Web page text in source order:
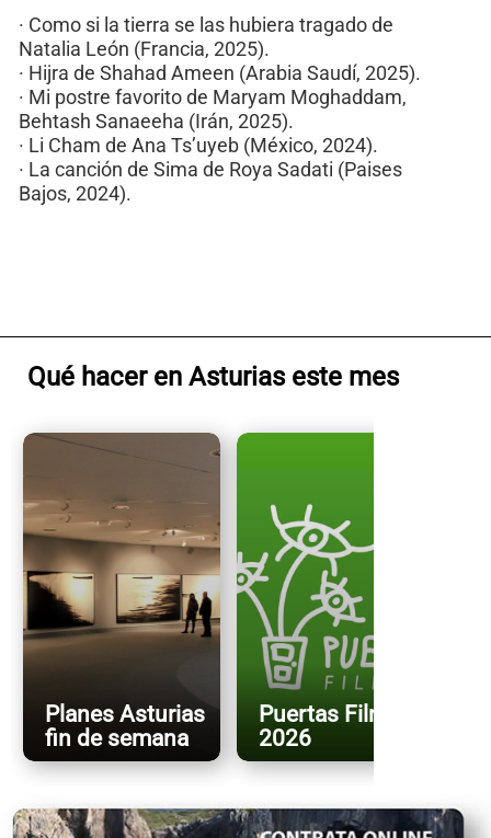
· Como si la tierra se las hubiera tragado de
Natalia León (Francia, 2025).
· Hijra de Shahad Ameen (Arabia Saudí, 2025).
· Mi postre favorito de Maryam Moghaddam,
Behtash Sanaeeha (Irán, 2025).
· Li Cham de Ana Ts’uyeb (México, 2024).
· La canción de Sima de Roya Sadati (Paises
Bajos, 2024).
Qué hacer en Asturias este mes
Planes Asturias
fin de semana
Puertas FilmFest
2026